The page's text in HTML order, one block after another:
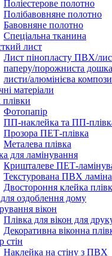
Поліестерове полотно
Полібавовняне полотно
Бавовняне полотно
Спеціальна тканина
лист
Лист пінопласту ПВХ/
паперу/порожниста
листи/алюмінієва
матеріали
Фотопапір
ПП-наклейка та ПП-
Прозора ПЕТ-плівка
Металева плівка
для ламінування
Кришталеве ПЕТ-
Текстурована ПВХ
Двостороння клейка
оздоблення дому
вікон
Плівка для вікон для
Декоративна віконна
стін
Наклейка на стіну з ПВХ